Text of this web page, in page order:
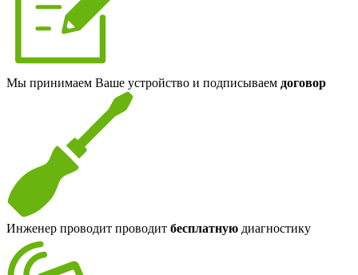
Мы принимаем Ваше устройство и подписываем договор
Инженер проводит проводит бесплатную диагностику